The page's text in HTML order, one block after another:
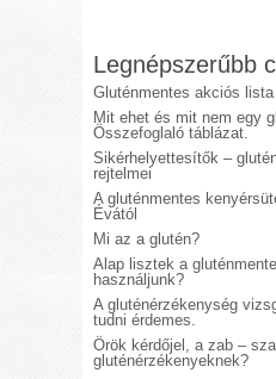
Legnépszerűbb
Gluténmentes akciós
Mit ehet és mit nem egy
Összefoglaló táblázat.
Sikérhelyettesítők –
rejtelmei
A gluténmentes
Évától
Mi az a glutén?
Alap lisztek a
használjunk?
A gluténérzékenység
tudni érdemes.
Örök kérdőjel, a zab –
gluténérzékenyeknek?